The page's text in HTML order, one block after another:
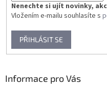
Nenechte si ujít novinky,
Vložením e-mailu souhlasíte s
PŘIHLÁSIT SE
Informace pro Vás